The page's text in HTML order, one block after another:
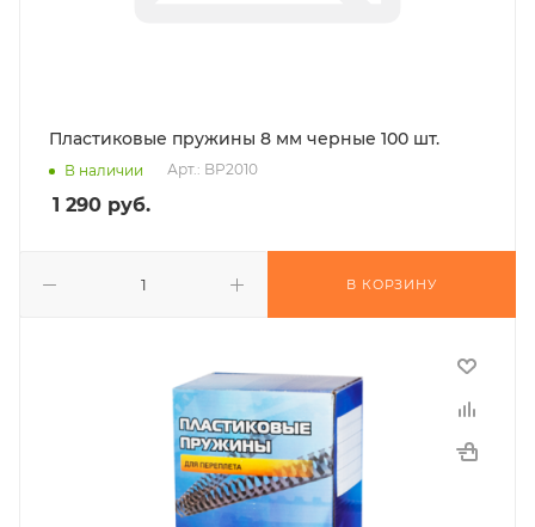
Пластиковые пружины 8 мм черные 100 шт.
В наличии Арт.: BP2010
1 290 руб.
В КОРЗИНУ